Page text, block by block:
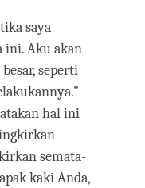
saya
ini. Aku akan
seperti
hal ini
semata-
kaki Anda,